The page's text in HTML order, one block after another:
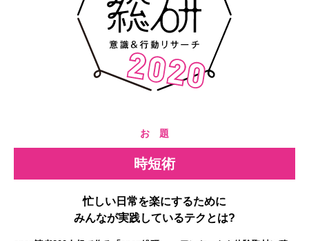
お 題
時短術
忙しい日常を楽にするために
みんなが実践しているテクとは?